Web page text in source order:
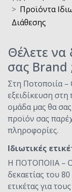
Προϊόντα
Διάθεσης
Θέλετε να
σας Brand
Στη Ποτοποιία
εξειδίκευση
ομάδα μας θα
προϊόν σας
πληροφορίες.
Ιδιωτικές
Η ΠΟΤΟΠΟΙΙΑ –
δεκαετίας του
ετικέτας για